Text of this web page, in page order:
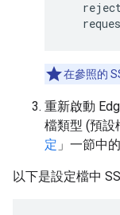
在參照的
重新啟動
檔類型 (預設
定 」一節中
以下是設定檔中